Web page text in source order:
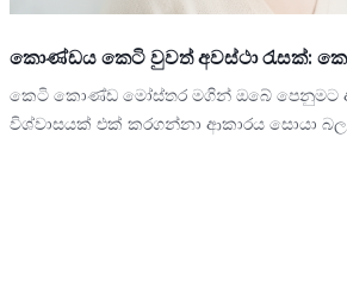
කොණ්ඩය කෙටි වුවත් අවස්ථා රැසක්:
කෙටි කොණ්ඩ මෝස්තර මගින් ඔබේ පෙනුමට
විශ්වාසයක් එක් කරගන්නා ආකාරය සොයා